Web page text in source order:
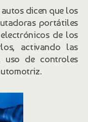
dicen que los
portátiles
de los
activando las
uso de controles